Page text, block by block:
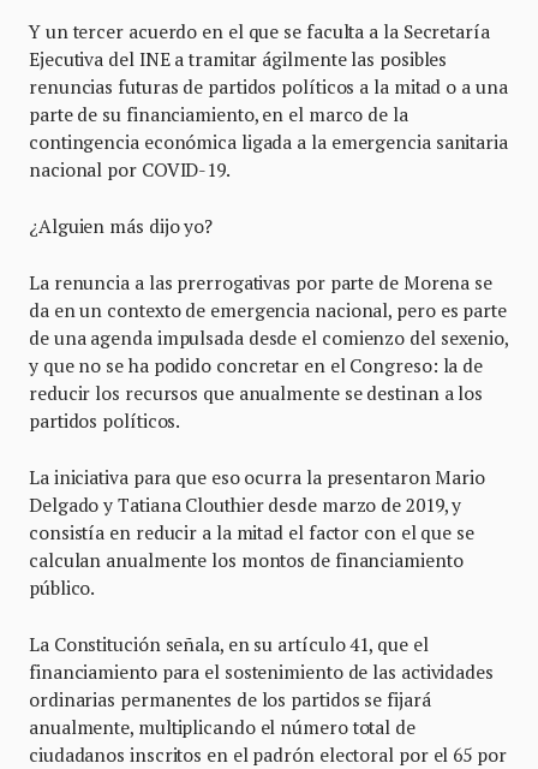
Y un tercer acuerdo en el que se faculta a la Secretaría
Ejecutiva del INE a tramitar ágilmente las posibles
renuncias futuras de partidos políticos a la mitad o a una
parte de su financiamiento, en el marco de la
contingencia económica ligada a la emergencia sanitaria
nacional por COVID-19.
¿Alguien más dijo yo?
La renuncia a las prerrogativas por parte de Morena se
da en un contexto de emergencia nacional, pero es parte
de una agenda impulsada desde el comienzo del sexenio,
y que no se ha podido concretar en el Congreso: la de
reducir los recursos que anualmente se destinan a los
partidos políticos.
La iniciativa para que eso ocurra la presentaron Mario
Delgado y Tatiana Clouthier desde marzo de 2019, y
consistía en reducir a la mitad el factor con el que se
calculan anualmente los montos de financiamiento
público.
La Constitución señala, en su artículo 41, que el
financiamiento para el sostenimiento de las actividades
ordinarias permanentes de los partidos se fijará
anualmente, multiplicando el número total de
ciudadanos inscritos en el padrón electoral por el 65 por